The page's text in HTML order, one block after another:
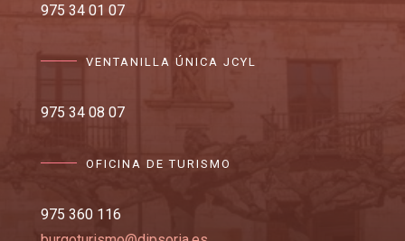
975 34 01 07
VENTANILLA ÚNICA JCYL
975 34 08 07
OFICINA DE TURISMO
975 360 116